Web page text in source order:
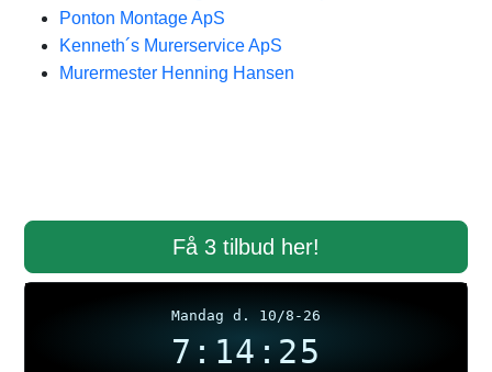
Ponton Montage ApS
Kenneth´s Murerservice ApS
Murermester Henning Hansen
Få 3 tilbud her!
Mandag d. 10/8-26
7:14:26